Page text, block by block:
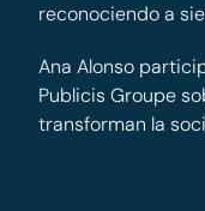
reconociendo a
Ana Alonso
Publicis Groupe
transforman la